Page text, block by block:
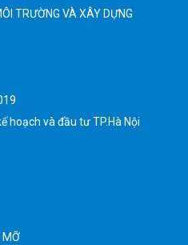
TRƯỜNG VÀ XÂY DỰNG
hoạch và đầu tư TP.Hà Nội
MỠ